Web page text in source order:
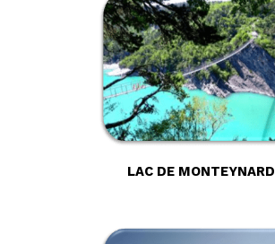
LAC DE MONTEYNARD